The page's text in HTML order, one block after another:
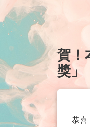
賀！
獎」
恭喜